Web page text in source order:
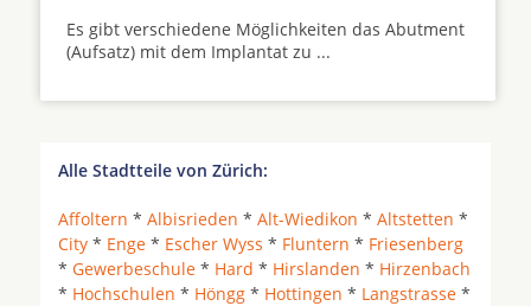
Es gibt verschiedene Möglichkeiten das Abutment
(Aufsatz) mit dem Implantat zu ...
Alle Stadtteile von Zürich:
Affoltern * Albisrieden * Alt-Wiedikon * Altstetten *
City * Enge * Escher Wyss * Fluntern * Friesenberg
* Gewerbeschule * Hard * Hirslanden * Hirzenbach
* Hochschulen * Höngg * Hottingen * Langstrasse *